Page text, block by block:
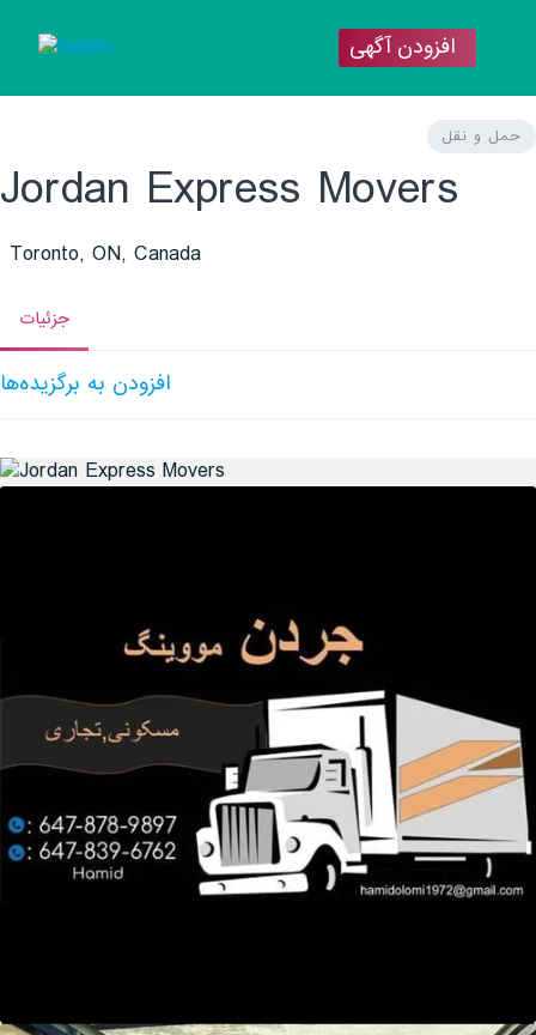
افزودن آگهی
حمل و نقل
Jordan Express Movers
Toronto, ON, Canada
جزئیات
افزودن به برگزیده‌ها